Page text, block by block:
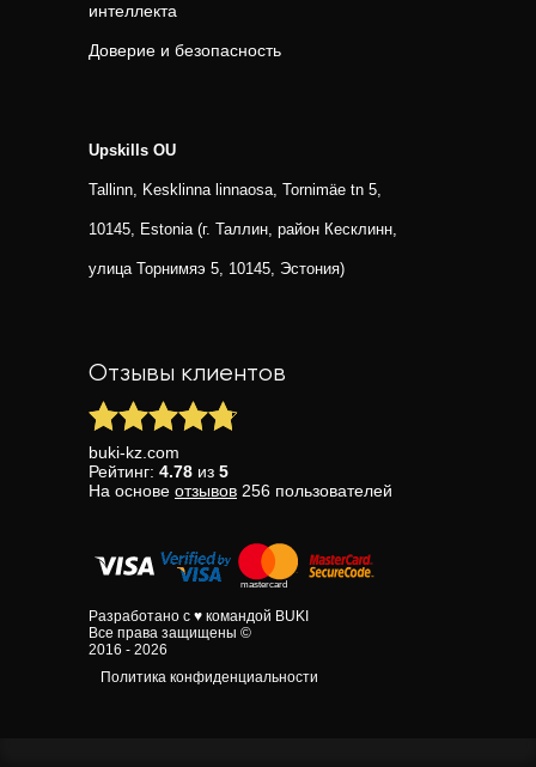
интеллекта
Доверие и безопасность
Upskills OU
Tallinn, Kesklinna linnaosa, Tornimäe tn 5,
10145, Estonia (г. Таллин, район Кесклинн,
улица Торнимяэ 5, 10145, Эстония)
Отзывы клиентов
buki-kz.com
Рейтинг: 4.78 из 5
На основе отзывов 256 пользователей
Разработано с ♥ командой BUKI
Все права защищены ©
2016 - 2026
Политика конфиденциальности